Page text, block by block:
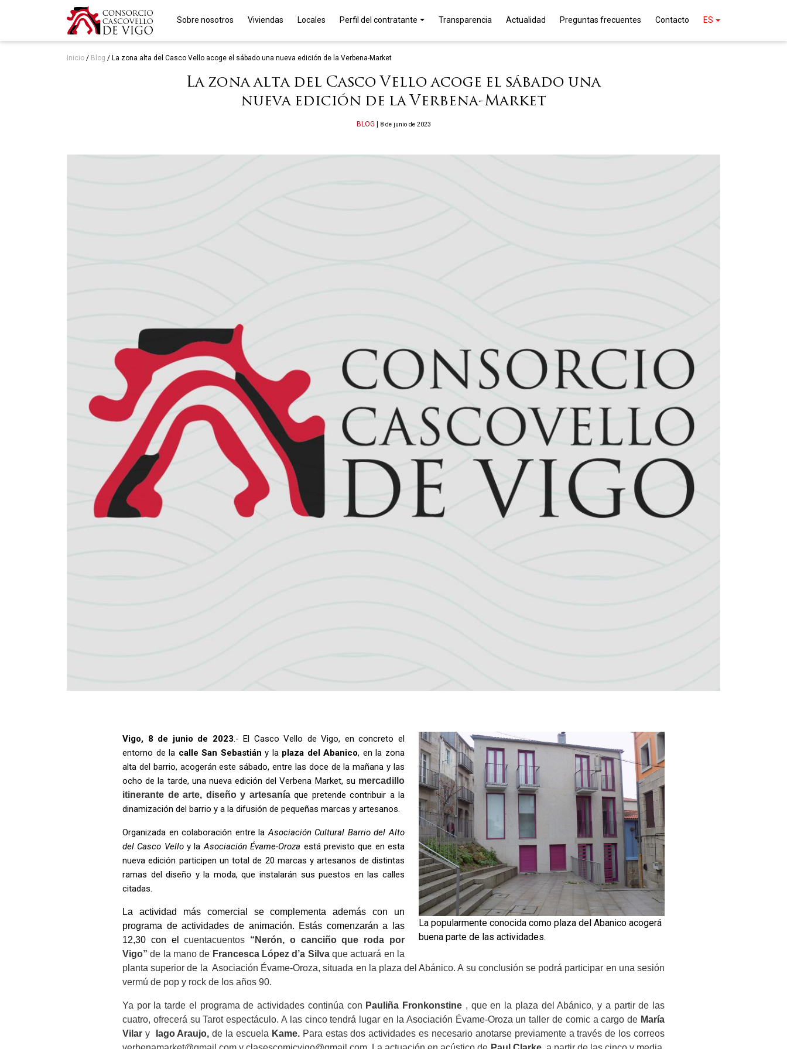
Sobre nosotros Viviendas Locales Perfil del contratante Transparencia Actualidad Preguntas frecuentes Contacto ES
Inicio / Blog / La zona alta del Casco Vello acoge el sábado una nueva edición de la Verbena-Market
La zona alta del Casco Vello acoge el sábado una
nueva edición de la Verbena-Market
Categories
BLOG 8 de junio de 2023
La popularmente conocida como plaza del Abanico acogerá
buena parte de las actividades.
Vigo, 8 de junio de 2023.- El Casco Vello de Vigo, en concreto el
entorno de la calle San Sebastián y la plaza del Abanico, en la zona
alta del barrio, acogerán este sábado, entre las doce de la mañana y las
ocho de la tarde, una nueva edición del Verbena Market, su mercadillo
itinerante de arte, diseño y artesaníaque pretende contribuir a la
dinamización del barrio y a la difusión de pequeñas marcas y artesanos.
Organizada en colaboración entre laAsociación Cultural Barrio del Alto
del Casco Velloy laAsociación Évame-Oroza está previsto que en esta
nueva edición participen un total de 20 marcas y artesanos de distintas
ramas del diseño y la moda, que instalarán sus puestos en las calles
citadas.
La actividad más comercial se complementa además con un
programa de actividades de animación. Estás comenzarán a las
12,30 con el
cuentacuentos “ Nerón, o canciño que roda por
Vigo” de la mano de Francesca López d’a Silva queactuará en la
planta superior de la Asociación Évame-Oroza,situada en la plaza del Abánico. A su conclusión se podrá participar en una sesión
vermú de pop y rock de los años 90.
Ya por la tarde el programa de actividades continúa con Pauliña Fronkonstine , que en la plaza del Abánico, y a partir de las
cuatro, ofrecerá su Tarot espectáculo. A las cinco tendrá lugar en la Asociación Évame-Oroza un taller de comic a cargo de María
Vilar y Iago Araujo,de la escuela Kame. Para estas dos actividades es necesario anotarse previamente a través de los correos